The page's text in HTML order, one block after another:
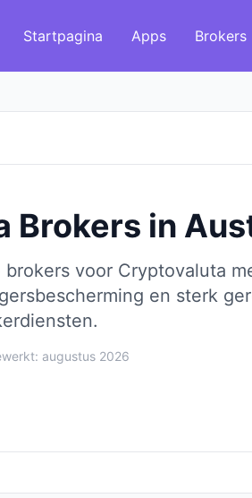
Startpagina Apps Brokers
Brokers in
voor Cryptovaluta
en sterk
augustus 2026